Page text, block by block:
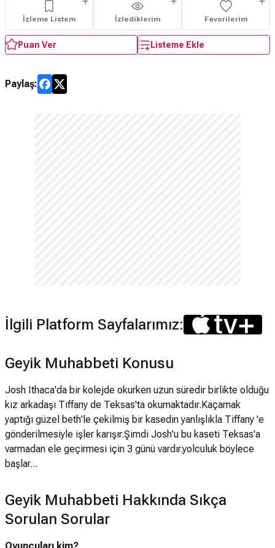
İzleme Listem İzlediklerim Favorilerim
Puan Ver Listeme Ekle
Paylaş:
İlgili Platform Sayfalarımız:
Geyik Muhabbeti Konusu
Josh Ithaca'da bir kolejde okurken uzun süredir birlikte olduğu
kız arkadaşı Tiffany de Teksas'ta okumaktadır.Kaçamak
yaptığı güzel beth'le çekilmiş bir kasedin yanlışlıkla Tiffany 'e
gönderilmesiyle işler karışır.Şimdi Josh'u bu kaseti Teksas'a
varmadan ele geçirmesi için 3 günü vardır.yolculuk böylece
başlar...
Geyik Muhabbeti Hakkında Sıkça
Sorulan Sorular